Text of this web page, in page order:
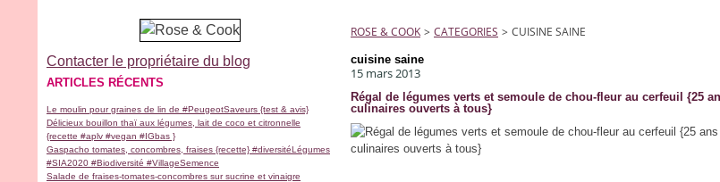
Contacter le propriétaire du blog
ARTICLES RÉCENTS
Le moulin pour graines de lin de #PeugeotSaveurs {test & avis}
Délicieux bouillon thaï aux légumes, lait de coco et citronnelle
{recette #aplv #vegan #IGbas }
Gaspacho tomates, concombres, fraises {recette} #diversitéLégumes
#SIA2020 #Biodiversité #VillageSemence
Salade de fraises-tomates-concombres sur sucrine et vinaigre
ROSE & COOK > CATEGORIES > CUISINE SAINE
cuisine saine
15 mars 2013
Régal de légumes verts et semoule de chou-fleur au cerfeuil {25
culinaires ouverts à tous}